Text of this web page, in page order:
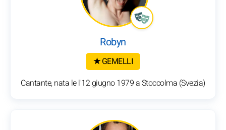
Robyn
★ GEMELLI
Cantante, nata le l'12 giugno 1979 a Stoccolma (Svezia)